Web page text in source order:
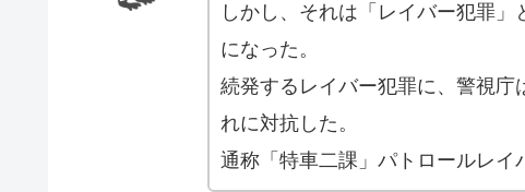
しかし、それは「レイバー犯罪
になった。
続発するレイバー犯罪に、警視庁
れに対抗した。
通称「特車二課」パトロールレイ